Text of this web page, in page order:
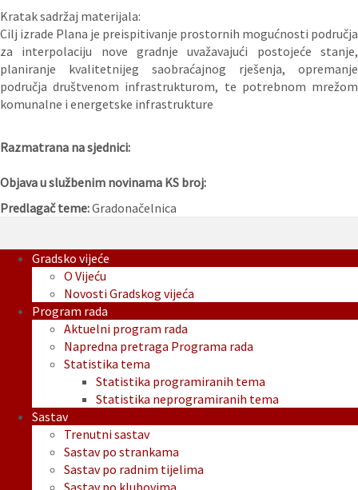
Kratak sadržaj materijala:
Cilj izrade Plana je preispitivanje prostornih mogućnosti područja
za interpolaciju nove gradnje uvažavajući postojeće stanje,
planiranje kvalitetnijeg saobraćajnog rješenja, opremanje
područja društvenom infrastrukturom, te potrebnom mrežom
komunalne i energetske infrastrukture
Razmatrana na sjednici:
Objava u službenim novinama KS broj:
Predlagač teme:Gradonačelnica
Gradsko vijeće
O Vijeću
Novosti Gradskog vijeća
Program rada
Aktuelni program rada
Napredna pretraga Programa rada
Statistika tema
Statistika programiranih tema
Statistika neprogramiranih tema
Sastav
Trenutni sastav
Sastav po strankama
Sastav po radnim tijelima